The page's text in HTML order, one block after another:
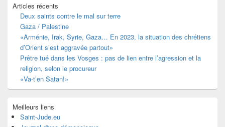
principale
widget
barre
latérale
Articles récents
Deux saints contre le mal sur terre
Gaza / Palestine
«Arménie, Irak, Syrie, Gaza… En 2023, la situation des chrétiens
d’Orient s’est aggravée partout»
Prêtre tué dans les Vosges : pas de lien entre l’agression et la
religion, selon le procureur
«Va-t’en Satan!»
Meilleurs liens
Saint-Jude.eu